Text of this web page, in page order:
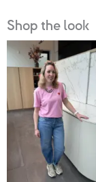
Shop the look